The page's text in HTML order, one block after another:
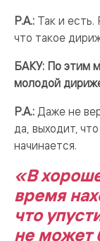
Р.А.: Так и есть.
что такое
БАКУ: По этим
молодой
Р.А.: Даже не
да, выходит,
начинается.
«В
время
что
не может